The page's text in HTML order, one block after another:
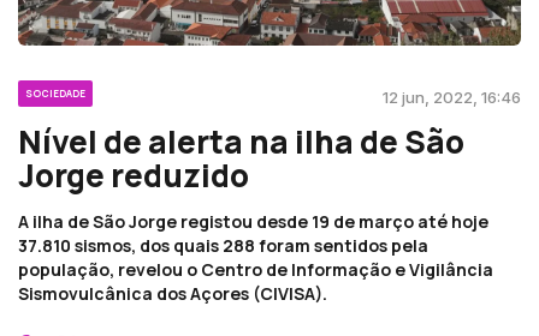
SOCIEDADE 12 jun, 2022, 16:46
Nível de alerta na ilha de São
Jorge reduzido
A ilha de São Jorge registou desde 19 de março até hoje
37.810 sismos, dos quais 288 foram sentidos pela
população, revelou o Centro de Informação e Vigilância
Sismovulcânica dos Açores (CIVISA).